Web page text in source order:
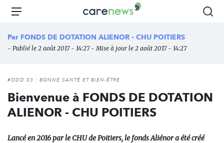
Aller
principal
Carenews,
média
des
l'engagement
Menu
Par FONDS DE DOTATION ALIENOR - CHU POITIERS
- Publié le 2 août 2017 - 14:27 - Mise à jour le 2 août 2017 - 14:27
#ODD 03 : BONNE SANTÉ ET BIEN-ÊTRE
Bienvenue à FONDS DE DOTATION
ALIENOR - CHU POITIERS
Lancé en 2016 par le CHU de Poitiers, le fonds Aliénor a été créé